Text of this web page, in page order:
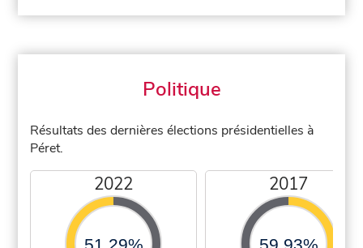
Politique
Résultats des dernières élections présidentielles à
Péret.
2022 2017